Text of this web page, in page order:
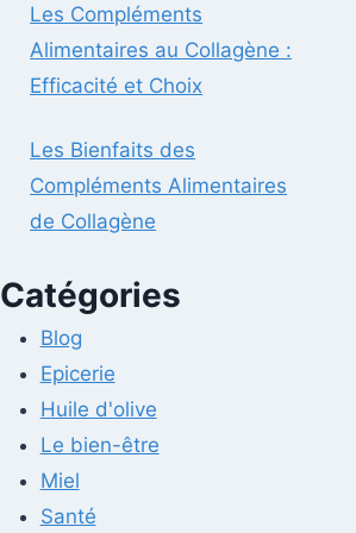
Les Compléments
Alimentaires au Collagène :
Efficacité et Choix
Les Bienfaits des
Compléments Alimentaires
de Collagène
Catégories
Blog
Epicerie
Huile d'olive
Le bien-être
Miel
Santé